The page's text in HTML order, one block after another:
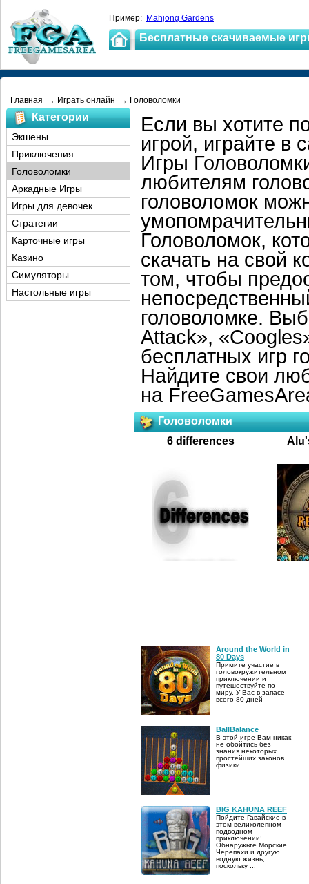
Пример: Mahjong Gardens
Бесплатные скачиваемые
Главная → Играть онлайн → Головоломки
Если вы хотите
игрой, играйте
Игры
любителям
головоломок
Головоломок,
скачать на свой
том, чтобы
головоломке.
Attack»,
бесплатных игр
Найдите свои
на
Головоломки
6 differences
Around the World in
80 Days
Примите участие в
головокружительном
приключении и
путешествуйте по
миру. У Вас в запасе
всего 80 дней
BallBalance
В этой игре Вам никак
не обойтись без
знания некоторых
простейших законов
физики.
BIG KAHUNA REEF
Пойдите Гавайские в
этом великолепном
подводном
приключении!
Обнаружьте Морские
Черепахи и другую
водную жизнь,
поскольку ...
Категории
Экшены
Приключения
Головоломки
Аркадные Игры
Игры для девочек
Стратегии
Карточные игры
Казино
Симуляторы
Настольные игры